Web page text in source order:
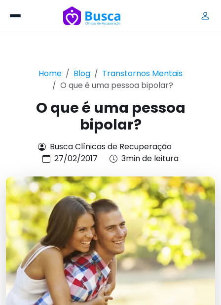
Home Blog
Transtornos Mentais
O que é uma pessoa bipolar?
O que é uma pessoa
bipolar?
Busca Clínicas de Recuperação
27/02/2017
3min de leitura